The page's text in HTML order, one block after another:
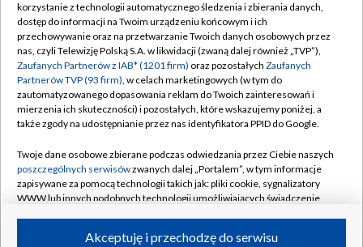
TVP
Abonament TVP
Emisja w TVP
Centrum informacji TVP
Naziemna Telewizja Cyfrowa
Rada Programowa
System NOS
Informacje o nadawcy
Regulamin TVP
Polityka prywatności
Moje zgody
Pomoc
Kontakt
Kanały
korzystanie z technologii automatycznego śledzenia i zbierania danych,
dostęp do informacji na Twoim urządzeniu końcowym i ich
przechowywanie oraz na przetwarzanie Twoich danych osobowych przez
nas, czyli Telewizję Polską S.A. w likwidacji (zwaną dalej również „TVP”),
Zaufanych Partnerów z IAB* (1201 firm) oraz pozostałych Zaufanych
Partnerów TVP (93 firm), w celach marketingowych (w tym do
zautomatyzowanego dopasowania reklam do Twoich zainteresowań i
mierzenia ich skuteczności) i pozostałych, które wskazujemy poniżej, a
także zgody na udostępnianie przez nas identyfikatora PPID do Google.
Twoje dane osobowe zbierane podczas odwiedzania przez Ciebie naszych
poszczególnych serwisówzwanych dalej „Portalem”, w tym informacje
zapisywane za pomocą technologii takich jak: pliki cookie, sygnalizatory
WWW lub innych podobnych technologii umożliwiających świadczenie
ruchu w Internecie.Akceptuję i przechodzę do serwisu